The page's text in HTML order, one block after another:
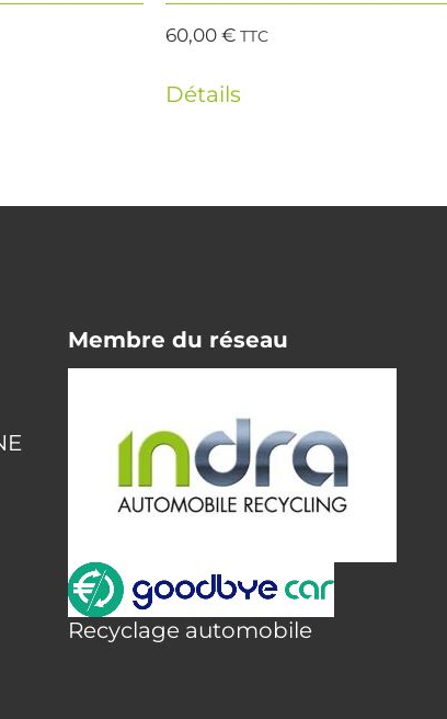
60,00€ TTC
Détails
Membre du réseau
Recyclage automobile